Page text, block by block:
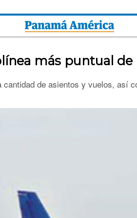
más puntual
de asientos y vuelos, así